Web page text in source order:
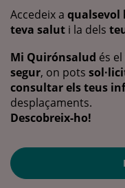
Accedeix a qualsevol
teva salut i la dels
Mi Quirónsalud és
segur, on pots
consultar els teus
desplaçaments.
Descobreix-ho!